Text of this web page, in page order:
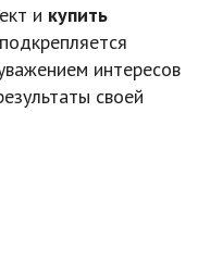
и купить
подкрепляется
интересов
своей